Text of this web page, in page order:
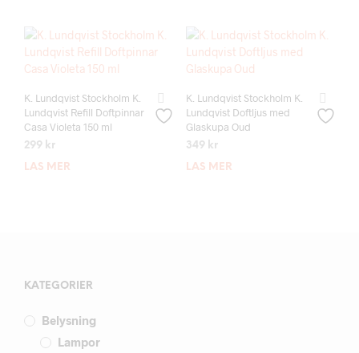
K. Lundqvist Stockholm K.
Lundqvist Refill Doftpinnar
Casa Violeta 150 ml
299 kr
LÄS MER
K. Lundqvist Stockholm K.
Lundqvist Doftljus med
Glaskupa Oud
349 kr
LÄS MER
KATEGORIER
Belysning
Lampor